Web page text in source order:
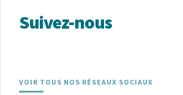
Suivez-nous
VOIR TOUS NOS RÉSEAUX SOCIAUX